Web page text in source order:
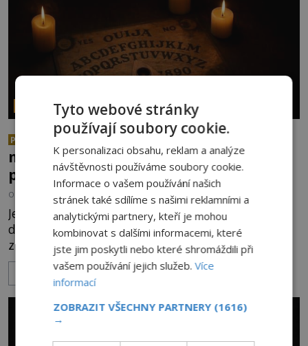
PARANORMÁLNÍ JEVY
PREMIUM
Herec Richard Dreyfuss a
muzikant Dave Grohl: Jaké mají
paranormální zážitky?
OD ANDREA ŠULCOVÁ 5.8.2026 2.6TIS
Je to jízda s větrem o závod. V roce 1982 americký
drogově závislý herec Richard Dreyfuss (*1947)
ztratí poslední zbytky sebezáchovy a prohání se
po silnicích ve svém mercedesu jako utržený ze
řetězu. Vše vyvrcholí katastrofou, když to Dreyfuss
následně nalezne schovaný kokain. Tímto
momentem se slavnému
ZOBRAZIT VÍCE
Tyto webové stránky
používají soubory cookie.
K personalizaci obsahu, reklam a analýze
návštěvnosti používáme soubory cookie.
Informace o vašem používání našich
stránek také sdílíme s našimi reklamními a
analytickými partnery, kteří je mohou
kombinovat s dalšími informacemi, které
jste jim poskytli nebo které shromáždili při
vašem používání jejich služeb.Více
informací
ZOBRAZIT VŠECHNY PARTNERY (1616)
→